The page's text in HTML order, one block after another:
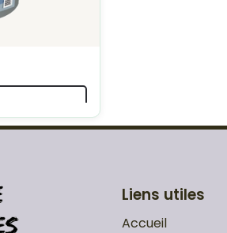
Liens utiles
Accueil